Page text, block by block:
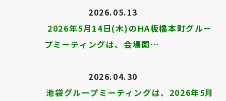
2026.05.13
2026年5月14日(木)のHA板橋本町グルー
プミーティングは、会場開…
2026.04.30
池袋グループミーティングは、2026年5月